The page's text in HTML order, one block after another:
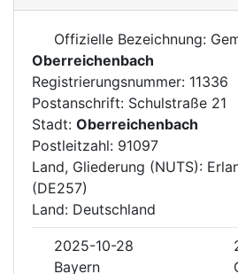
Offizielle Bezeichnung:
Oberreichenbach
Registrierungsnummer: 11336
Postanschrift: Schulstraße 21
Stadt: Oberreichenbach
Postleitzahl: 91097
Land, Gliederung (NUTS):
(DE257)
Land: Deutschland
2025-10-28
Bayern